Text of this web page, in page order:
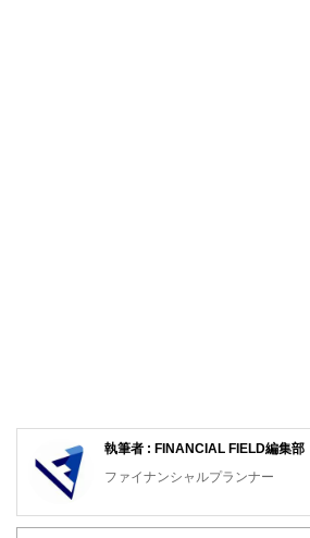
執筆者 : FINANCIAL FIELD編集部
ファイナンシャルプランナー
FinancialField編集部は、金融、経